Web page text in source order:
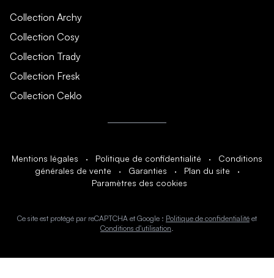
Collection Archy
Collection Cosy
Collection Trady
Collection Fresk
Collection Ceklo
Mentions légales · Politique de confidentialité ·
Conditions
générales de vente
· Garanties · Plan du site
·
Paramètres des cookies
Ce site est protégé par reCAPTCHA et Google : Politique de confidentialité et
Conditions d'utilisation.